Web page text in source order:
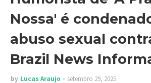
Nossa' é
abuso sexual
Brazil News
by Lucas Araujo setembro 29, 2025